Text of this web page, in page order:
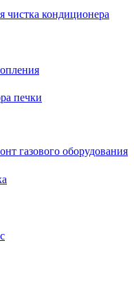
чистка кондиционера
печки
газового оборудования